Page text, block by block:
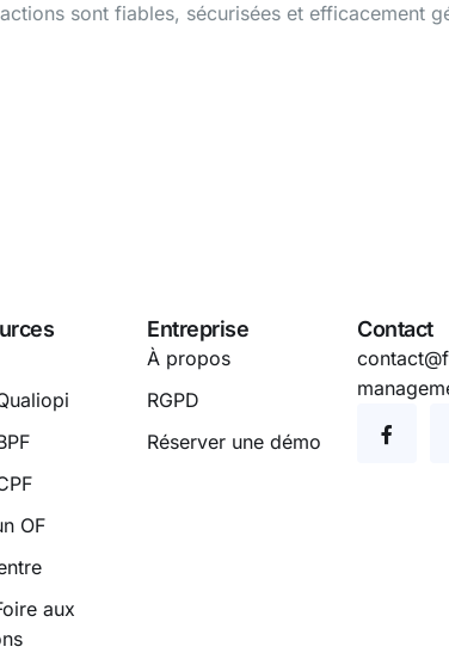
sont fiables, sécurisées et efficacement
OF
aux
Entreprise
À propos
RGPD
Réserver une démo
Contact